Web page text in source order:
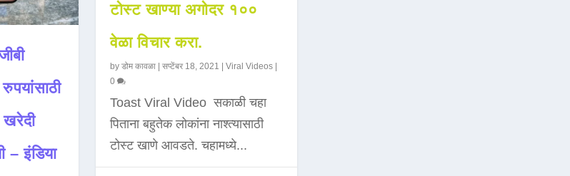
– इंडिया
टोस्ट खाण्या अगोदर १००
वेळा विचार करा.
by डोम कावळा| सप्टेंबर 18, 2021 Viral Videos|
0
Toast Viral Video सकाळी चहा
पिताना बहुतेक लोकांना नाश्त्यासाठी
टोस्ट खाणे आवडते. चहामध्ये...